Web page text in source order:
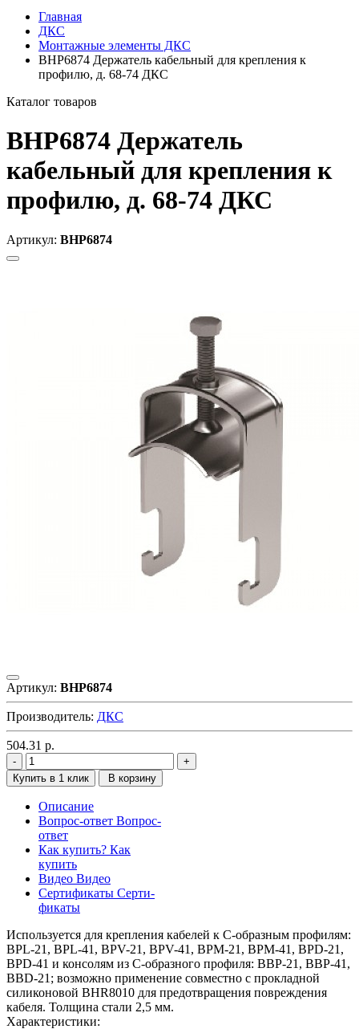
Главная
ДКС
Монтажные элементы ДКС
BHP6874 Держатель кабельный для крепления к
профилю, д. 68-74 ДКС
Каталог товаров
BHP6874 Держатель
кабельный для крепления к
профилю, д. 68-74 ДКС
Артикул: BHP6874
Артикул: BHP6874
Производитель: ДКС
504.31 р.
Купить в 1 клик В корзину
Описание
Вопрос-ответ Вопрос-
ответ
Как купить? Как
купить
Видео Видео
Сертификаты Серти-
фикаты
Используется для крепления кабелей к С-образным профилям:
BPL-21, BPL-41, BPV-21, BPV-41, BPM-21, BPM-41, BPD-21,
BPD-41 и консолям из С-образного профиля: BBP-21, BBP-41,
BBD-21; возможно применение совместно с прокладной
силиконовой BHR8010 для предотвращения повреждения
кабеля. Толщина стали 2,5 мм.
Характеристики: